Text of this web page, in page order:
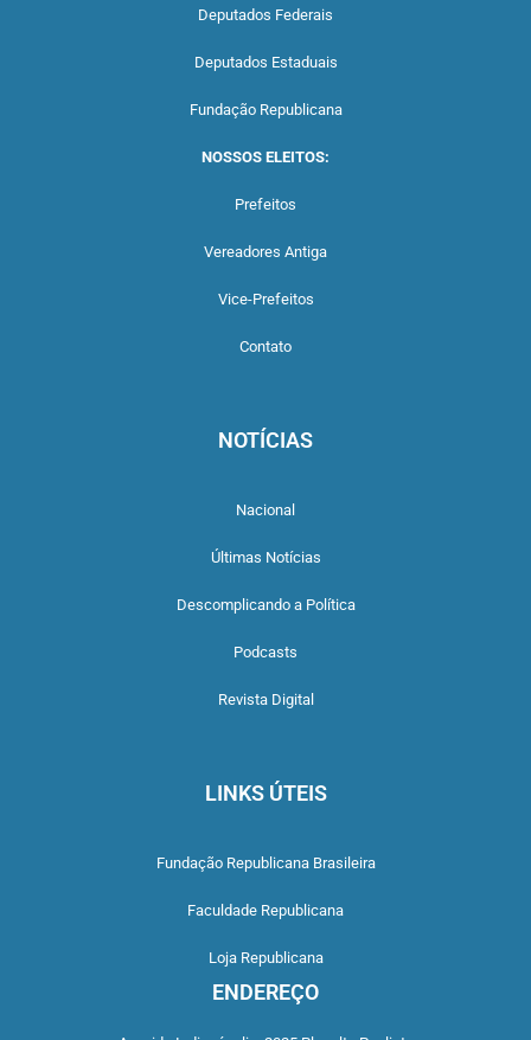
Deputados Federais
Deputados Estaduais
Fundação Republicana
NOSSOS ELEITOS:
Prefeitos
Vereadores Antiga
Vice-Prefeitos
Contato
NOTÍCIAS
Nacional
Últimas Notícias
Descomplicando a Política
Podcasts
Revista Digital
LINKS ÚTEIS
Fundação Republicana Brasileira
Faculdade Republicana
Loja Republicana
ENDEREÇO